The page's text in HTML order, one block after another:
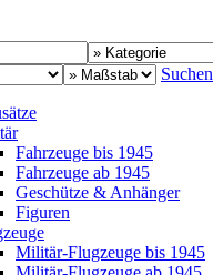
Suchen
Fahrzeuge bis 1945
Fahrzeuge ab 1945
Geschütze & Anhänger
Figuren
Militär-Flugzeuge bis 1945